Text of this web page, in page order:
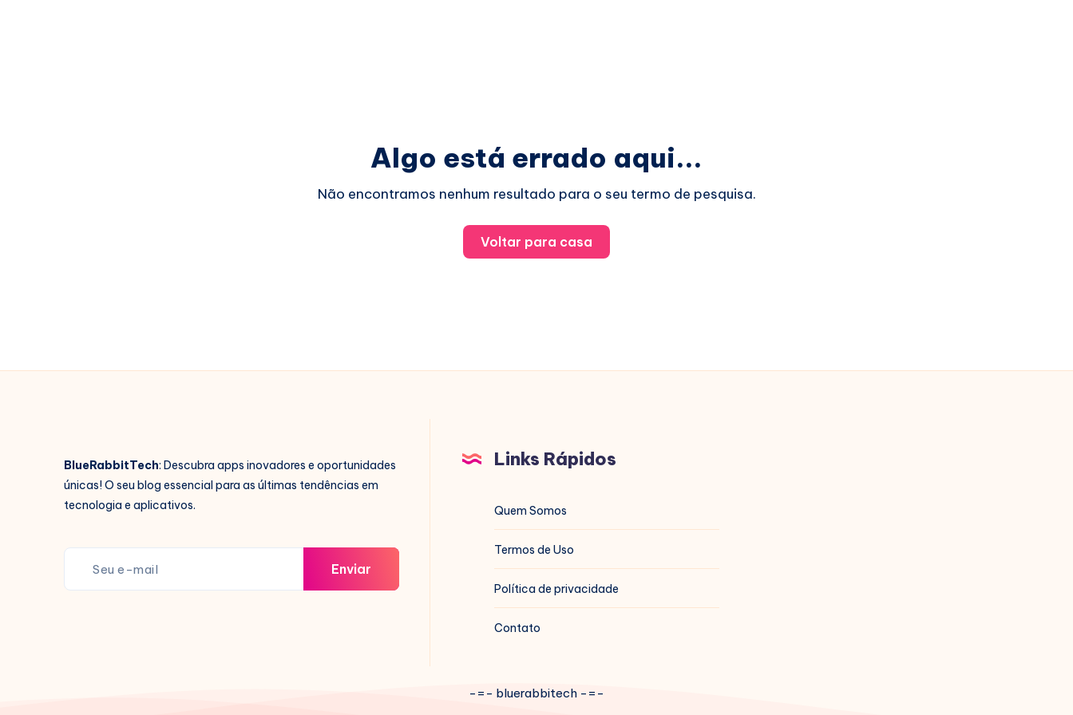
Algo está errado aqui...
Não encontramos nenhum resultado para o seu termo de pesquisa.
Voltar para casa
BlueRabbitTech: Descubra apps inovadores e oportunidades
únicas! O seu blog essencial para as últimas tendências em
tecnologia e aplicativos.
Enviar
Links Rápidos
Quem Somos
Termos de Uso
Política de privacidade
Contato
-=- bluerabbitech -=-